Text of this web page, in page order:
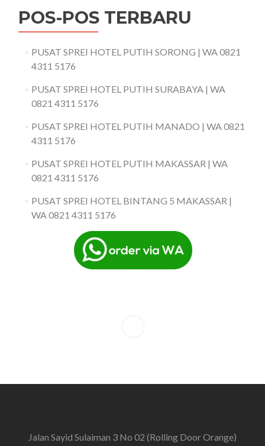
POS-POS TERBARU
PUSAT SPREI HOTEL PUTIH SORONG | WA 0821
4311 5176
PUSAT SPREI HOTEL PUTIH SURABAYA | WA
0821 4311 5176
PUSAT SPREI HOTEL PUTIH MANADO | WA 0821
4311 5176
PUSAT SPREI HOTEL PUTIH MAKASSAR | WA
0821 4311 5176
PUSAT SPREI HOTEL BINTANG 5 MAKASSAR |
WA 0821 4311 5176
Jalan Sayid Sulaiman 3 No 02 (Rolling Door Orange)